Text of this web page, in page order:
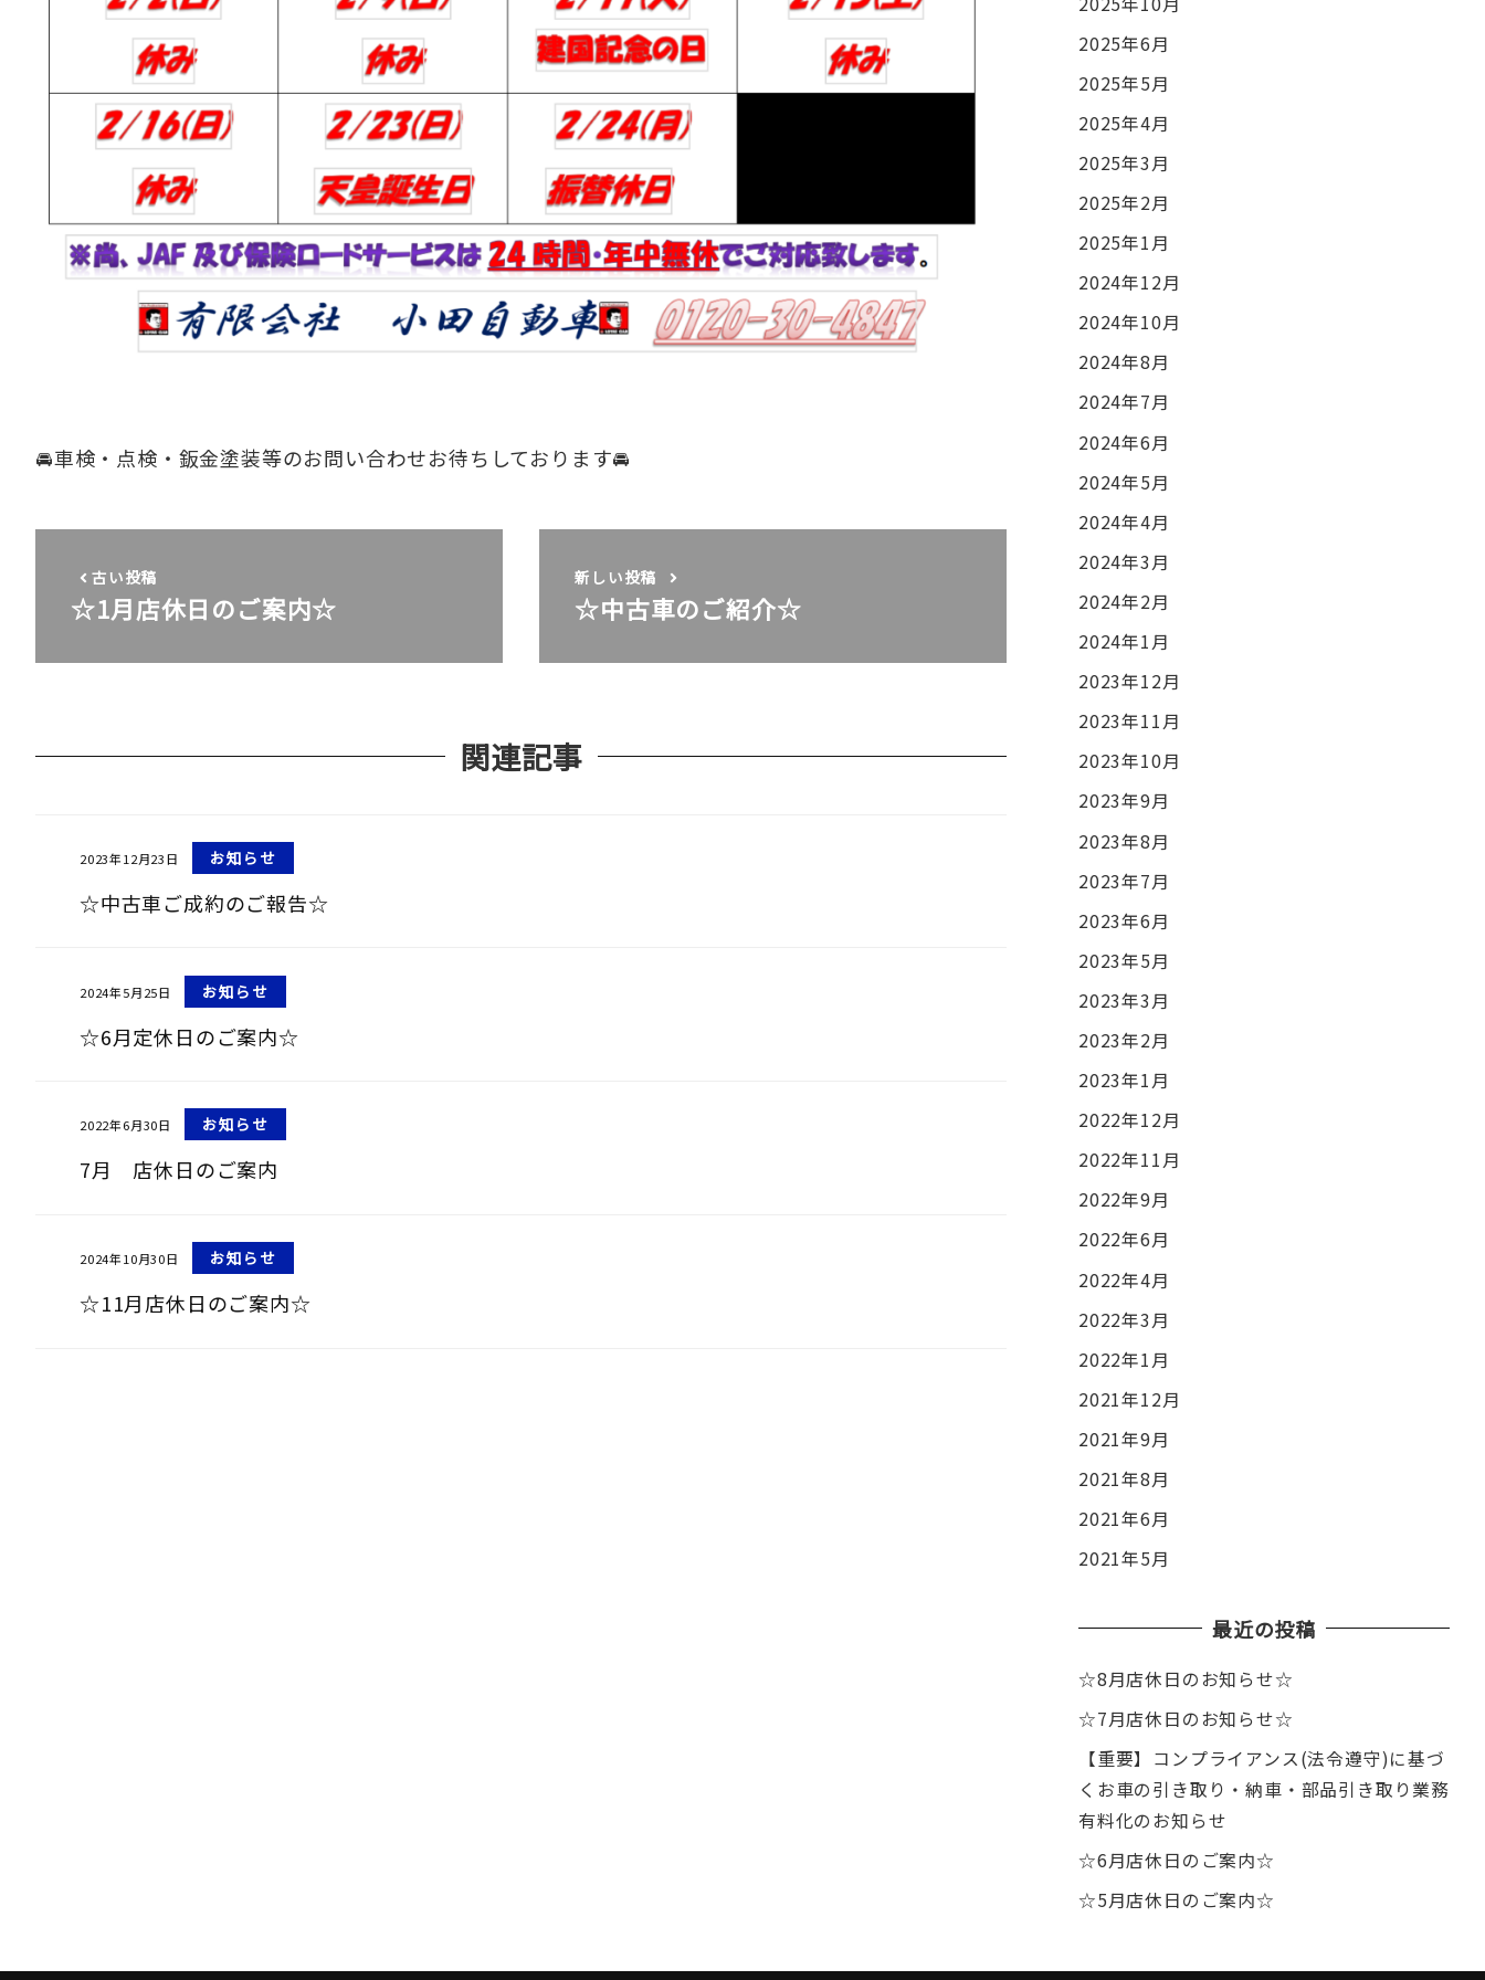
🚘車検・点検・鈑金塗装等のお問い合わせお待ちしております🚘
古い投稿
☆1月店休日のご案内☆
新しい投稿
☆中古車のご紹介☆
関連記事
☆中古車ご成約のご報告☆
2023年12月23日 お知らせ
☆6月定休日のご案内☆
2024年5月25日 お知らせ
7月 店休日のご案内
2022年6月30日 お知らせ
☆11月店休日のご案内☆
2024年10月30日 お知らせ
2025年6月
2025年5月
2025年4月
2025年3月
2025年2月
2025年1月
2024年12月
2024年10月
2024年8月
2024年7月
2024年6月
2024年5月
2024年4月
2024年3月
2024年2月
2024年1月
2023年12月
2023年11月
2023年10月
2023年9月
2023年8月
2023年7月
2023年6月
2023年5月
2023年3月
2023年2月
2023年1月
2022年12月
2022年11月
2022年9月
2022年6月
2022年4月
2022年3月
2022年1月
2021年12月
2021年9月
2021年8月
2021年6月
2021年5月
最近の投稿
☆8月店休日のお知らせ☆
☆7月店休日のお知らせ☆
【重要】コンプライアンス(法令遵守)に基づ
くお車の引き取り・納車・部品引き取り業務
有料化のお知らせ
☆6月店休日のご案内☆
☆5月店休日のご案内☆